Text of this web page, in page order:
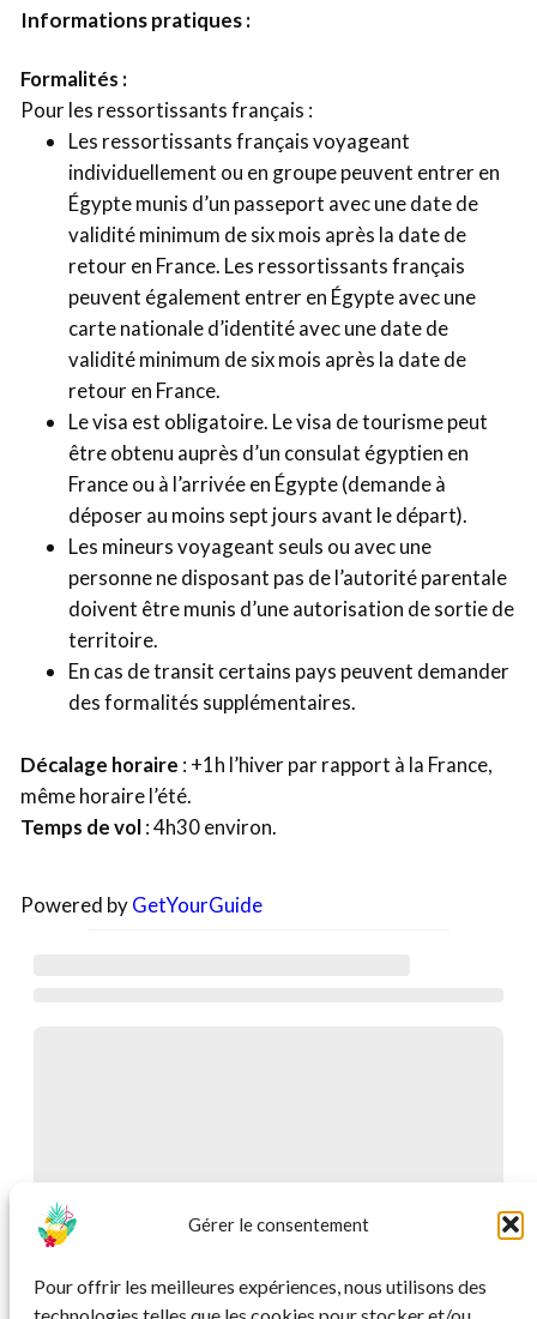
Gérer le consentement
Pour offrir les meilleures expériences, nous utilisons des
Informations pratiques :
Formalités :
Pour les ressortissants français :
Les ressortissants français voyageant
individuellement ou en groupe peuvent entrer en
Égypte munis d’un passeport avec une date de
validité minimum de six mois après la date de
retour en France. Les ressortissants français
peuvent également entrer en Égypte avec une
carte nationale d’identité avec une date de
validité minimum de six mois après la date de
retour en France.
Le visa est obligatoire. Le visa de tourisme peut
être obtenu auprès d’un consulat égyptien en
France ou à l’arrivée en Égypte (demande à
déposer au moins sept jours avant le départ).
Les mineurs voyageant seuls ou avec une
personne ne disposant pas de l’autorité parentale
doivent être munis d’une autorisation de sortie de
territoire.
En cas de transit certains pays peuvent demander
des formalités supplémentaires.
Décalage horaire : +1h l’hiver par rapport à la France,
même horaire l’été.
Temps de vol: 4h30 environ.
Powered byGetYourGuide